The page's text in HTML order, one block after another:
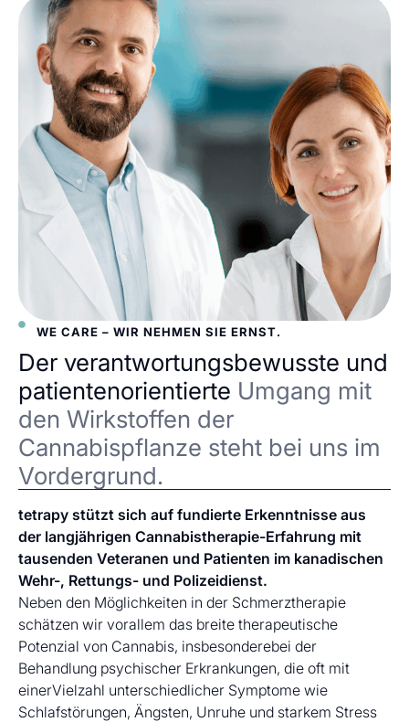
WE CARE – WIR NEHMEN SIE ERNST.
Der verantwortungsbewusste und
patientenorientierte Umgang mit
den Wirkstoffen der
Cannabispflanze steht bei uns im
Vordergrund.
tetrapy stützt sich auf fundierte Erkenntnisse aus
der langjährigen Cannabistherapie-Erfahrung mit
tausenden Veteranen und Patienten im kanadischen
Wehr-, Rettungs- und Polizeidienst.
Neben den Möglichkeiten in der Schmerztherapie
schätzen wir vorallem das breite therapeutische
Potenzial von Cannabis, insbesonderebei der
Behandlung psychischer Erkrankungen, die oft mit
einerVielzahl unterschiedlicher Symptome wie
Schlafstörungen, Ängsten, Unruhe und starkem Stress